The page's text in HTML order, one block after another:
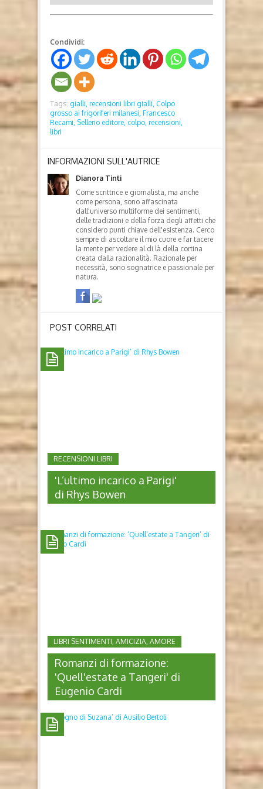
Condividi:
Tags: gialli, recensioni libri gialli, Colpo
grosso ai frigoriferi milanesi, Francesco
Recami, Sellerio editore, colpo, recensioni,
libri
INFORMAZIONI SULL'AUTRICE
Dianora Tinti
Come scrittrice e giornalista, ma anche
come persona, sono affascinata
dall'universo multiforme dei sentimenti,
delle tradizioni e della forza degli affetti che
considero punti chiave dell'esistenza. Cerco
sempre di ascoltare il mio cuore e far tacere
la mente per vedere al di là della cortina
creata dalla razionalità. Razionale per
necessità, sono sognatrice e passionale per
natura.
POST CORRELATI
RECENSIONI LIBRI
'L’ultimo incarico a Parigi'
di Rhys Bowen
vendute nel mondo e più di 100 mila nel nostro
Paese. Le sue opere sono...
LIBRI SENTIMENTI, AMICIZIA, AMORE
Romanzi di formazione:
'Quell'estate a Tangeri' di
Eugenio Cardi